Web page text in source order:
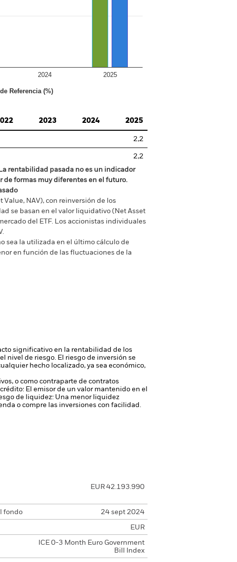
Referencia (%)
2024 2025
2023 2024 2025
2,2
2,2
La rentabilidad pasada no es un indicador
formas muy diferentes en el futuro.
NAV), con reinversión de los
se basan en el valor liquidativo (Net Asset
del ETF. Los accionistas individuales
sea la utilizada en el último cálculo de
en función de las fluctuaciones de la
significativo en la rentabilidad de los
nivel de riesgo. El riesgo de inversión se
hecho localizado, ya sea económico,
o como contraparte de contratos
El emisor de un valor mantenido en el
de liquidez: Una menor liquidez
o compre las inversiones con facilidad.
EUR 42.193.990
fondo 24 sept 2024
EUR
ICE 0-3 Month Euro Government
Bill Index